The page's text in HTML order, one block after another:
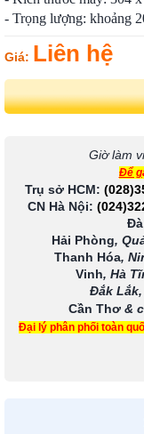
- Trọng lượng: khoảng
Giá: Liên hệ
Giờ làm
Để
Trụ sở HCM:
CN Hà Nội:
Hải Phòng,
Thanh Hóa,
Vinh, Hà
Đắk
Cần Thơ &
Đại lý phân phối toàn